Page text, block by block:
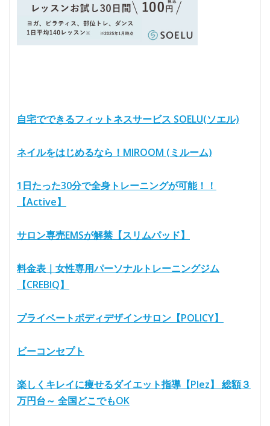
自宅でできるフィットネスサービス SOELU(ソエル)
ネイルをはじめるなら！MIROOM (ミルーム)
1日たった30分で全身トレーニングが可能！！
【Active】
サロン専売EMSが解禁【スリムパッド】
料金表｜女性専用パーソナルトレーニングジム
【CREBIQ】
プライベートボディデザインサロン【POLICY】
ビーコンセプト
楽しくキレイに痩せるダイエット指導【Plez】 総額３
万円台～ 全国どこでもOK